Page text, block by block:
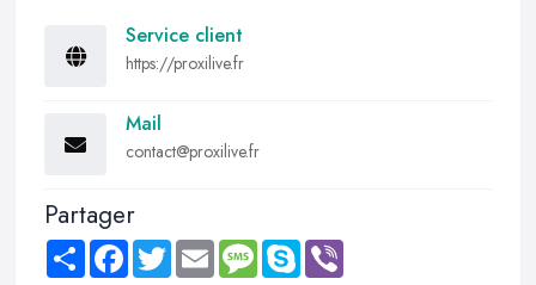
Service client
https://proxilive.fr
Mail
contact@proxilive.fr
Partager
Share FacebookTwitter Email MessageSkype